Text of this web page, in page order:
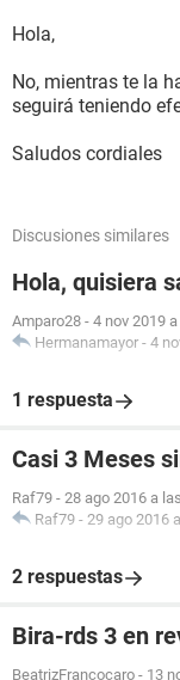
Hola,
No, mientras te la
seguirá teniendo
Saludos cordiales
Discusiones similares
Hola, quisiera
Amparo28 - 4 nov 2019
Hermanamayor - 4
1 respuesta
Casi 3 Meses
Raf79 - 28 ago 2016 a
Raf79 - 29 ago 2016
2 respuestas
Bira-rds 3 en
BeatrizFrancocaro - 13